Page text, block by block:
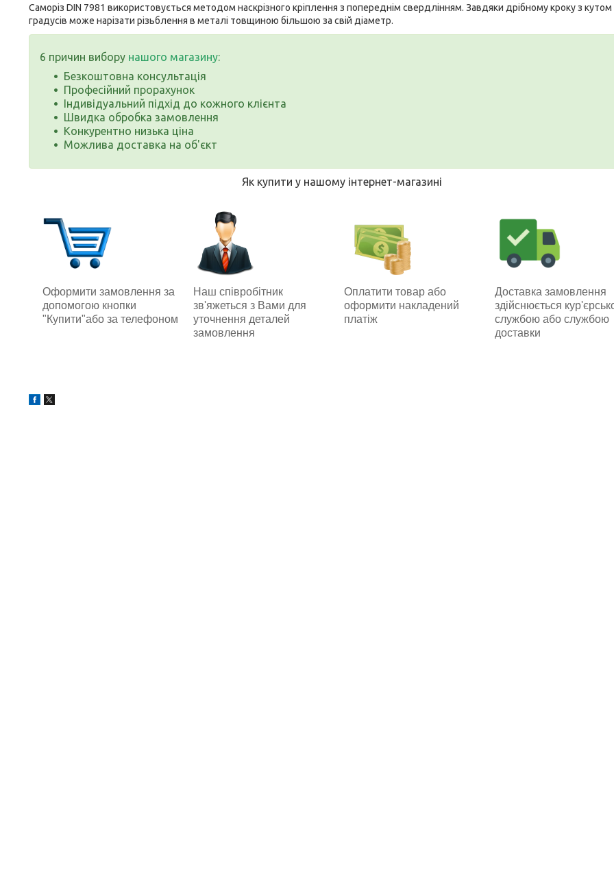
Саморіз DIN 7981 використовується методом наскрізного кріплення з попереднім свердлінням. Завдяки дрібному кроку з кутом
градусів може нарізати різьблення в металі товщиною більшою за свій діаметр.
6 причин вибору нашого магазину:
Безкоштовна консультація
Професійний прорахунок
Індивідуальний підхід до кожного клієнта
Швидка обробка замовлення
Конкурентно низька ціна
Можлива доставка на об'єкт
Як купити у нашому інтернет-магазині
Оформити замовлення за
допомогою кнопки
"Купити"або за телефоном
Наш співробітник
зв'яжеться з Вами для
уточнення деталей
замовлення
Оплатити товар або
оформити накладений
платіж
Доставка замовлення
здійснюється
службою або службою
доставки